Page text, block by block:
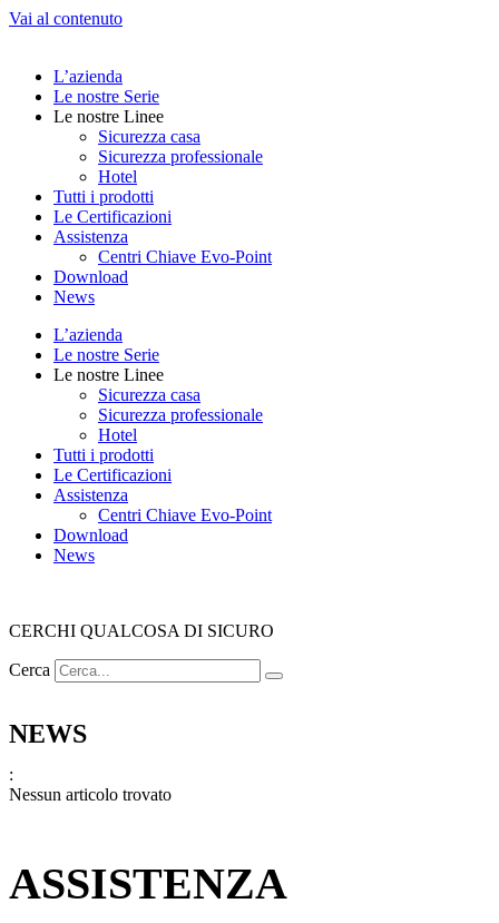
Vai al contenuto
L’azienda
Le nostre Serie
Le nostre Linee
Sicurezza casa
Sicurezza professionale
Hotel
Tutti i prodotti
Le Certificazioni
Assistenza
Centri Chiave Evo-Point
Download
News
L’azienda
Le nostre Serie
Le nostre Linee
Sicurezza casa
Sicurezza professionale
Hotel
Tutti i prodotti
Le Certificazioni
Assistenza
Centri Chiave Evo-Point
Download
News
CERCHI QUALCOSA DI SICURO
Cerca
NEWS
:
Nessun articolo trovato
ASSISTENZA